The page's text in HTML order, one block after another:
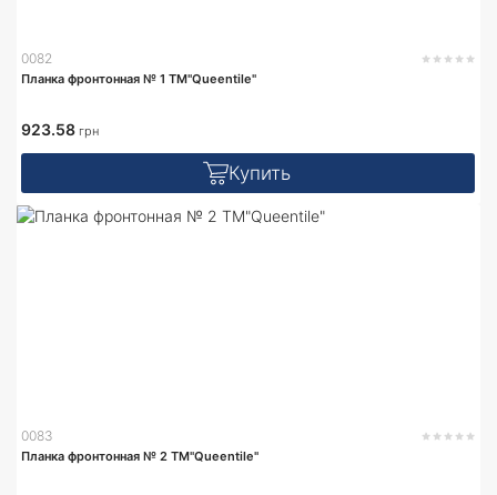
0082
Планка фронтонная № 1 TM"Queentile"
923.58 грн
Купить
0083
Планка фронтонная № 2 TM"Queentile"